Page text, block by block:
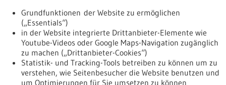
Zurück zur Ergebnisliste
Nach oben
Grundfunktionen der Website zu ermöglichen
(„Essentials“)
in der Website integrierte Drittanbieter-Elemente wie
Youtube-Videos oder Google Maps-Navigation zugänglich
zu machen („Drittanbieter-Cookies“)
Statistik- und Tracking-Tools betreiben zu können um zu
verstehen, wie Seitenbesucher die Website benutzen und
um Optimierungen für Sie umsetzen zu können